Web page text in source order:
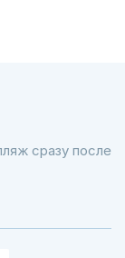
сразу после